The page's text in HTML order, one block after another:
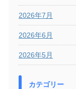
2026年7月
2026年6月
2026年5月
カテゴリー